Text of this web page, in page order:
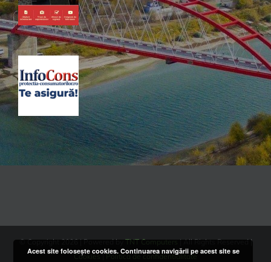
© Copyright2026 | Powered byTNT Computers| All Rights Reserved |
Cookies|Politica de confidentialitate
Acest site folosește cookies. Continuarea navigării pe acest site se